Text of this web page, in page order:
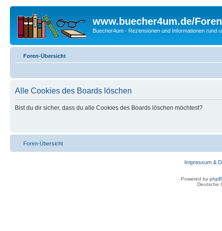
www.buecher4um.de/Foren
Buecher4um - Rezensionen und Informationen rund
Foren-Übersicht
Alle Cookies des Boards löschen
Bist du dir sicher, dass du alle Cookies des Boards löschen möchtest?
Foren-Übersicht
Impressum &
Powered by
Deutsche